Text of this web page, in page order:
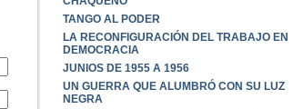
TANGO AL PODER
LA RECONFIGURACIÓN DEL TRABAJO EN
DEMOCRACIA
JUNIOS DE 1955 A 1956
UN GUERRA QUE ALUMBRÓ CON SU LUZ
NEGRA